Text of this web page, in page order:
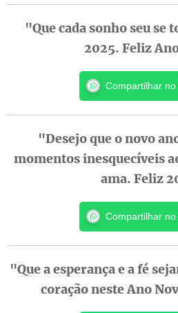
"Que cada sonho seu se
2025. Feliz
Compartilhar no
"Desejo que o novo
momentos inesquecíveis
ama. Feliz
Compartilhar no
"Que a esperança e a fé
coração neste Ano